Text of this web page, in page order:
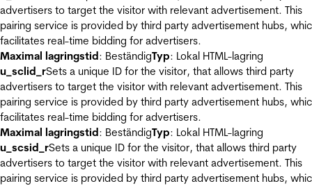
advertisers to target the visitor with relevant advertisement. This
pairing service is provided by third party advertisement hubs,
facilitates real-time bidding for advertisers.
Maximal lagringstid: BeständigTyp: Lokal HTML-lagring
u_sclid_rSets a unique ID for the visitor, that allows third party
advertisers to target the visitor with relevant advertisement. This
pairing service is provided by third party advertisement hubs,
facilitates real-time bidding for advertisers.
Maximal lagringstid: BeständigTyp: Lokal HTML-lagring
u_scsid_rSets a unique ID for the visitor, that allows third party
advertisers to target the visitor with relevant advertisement. This
pairing service is provided by third party advertisement hubs,